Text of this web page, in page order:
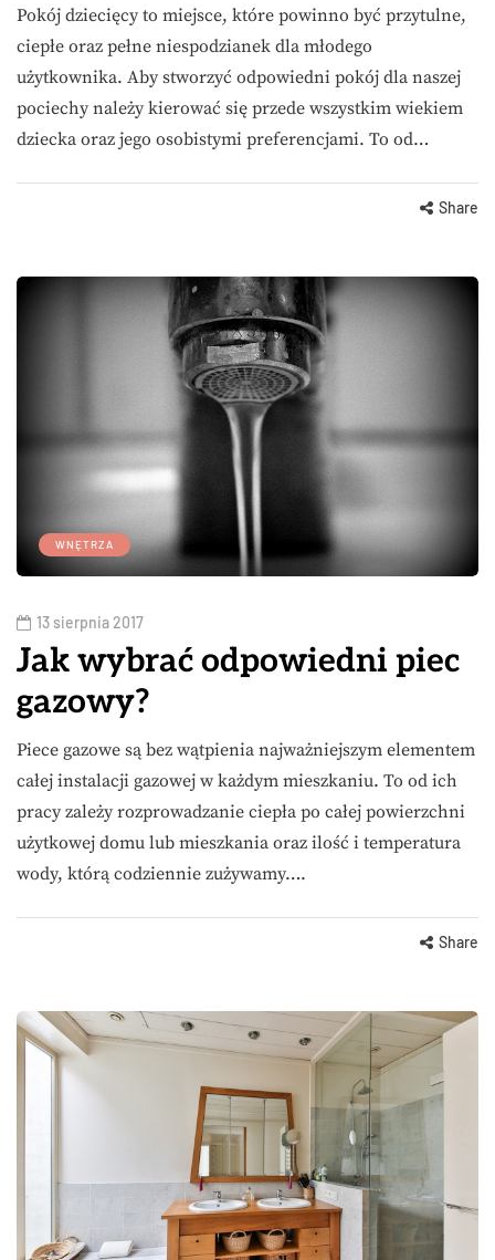
Pokój dziecięcy to miejsce, które powinno być przytulne,
ciepłe oraz pełne niespodzianek dla młodego
użytkownika. Aby stworzyć odpowiedni pokój dla naszej
pociechy należy kierować się przede wszystkim wiekiem
dziecka oraz jego osobistymi preferencjami. To od…
Share
WNĘTRZA
13 sierpnia 2017
Jak wybrać odpowiedni piec
gazowy?
Piece gazowe są bez wątpienia najważniejszym elementem
całej instalacji gazowej w każdym mieszkaniu. To od ich
pracy zależy rozprowadzanie ciepła po całej powierzchni
użytkowej domu lub mieszkania oraz ilość i temperatura
wody, którą codziennie zużywamy….
Share